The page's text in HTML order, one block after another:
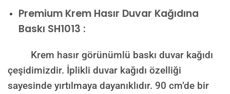
Premium Krem Hasır Duvar Kağıdına
Baskı SH1013 :
Krem hasır görünümlü baskı duvar kağıdı
çeşidimizdir. İplikli duvar kağıdı özelliği
sayesinde yırtılmaya dayanıklıdır. 90 cm’de bir